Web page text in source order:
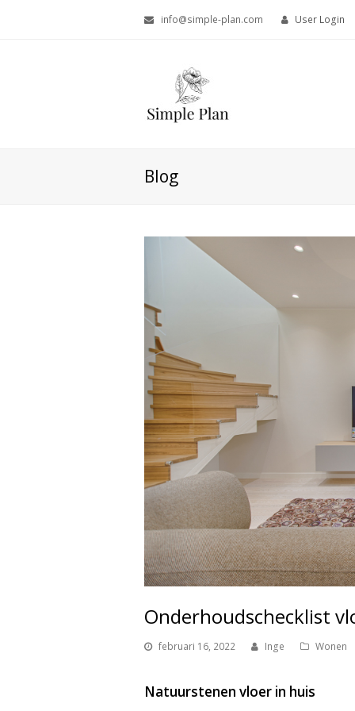
info@simple-plan.com User Login
Blog
Onderhoudschecklist
februari 16, 2022 Inge Wonen
Natuurstenen vloer in huis